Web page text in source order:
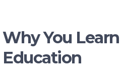
Why You Learn
Education